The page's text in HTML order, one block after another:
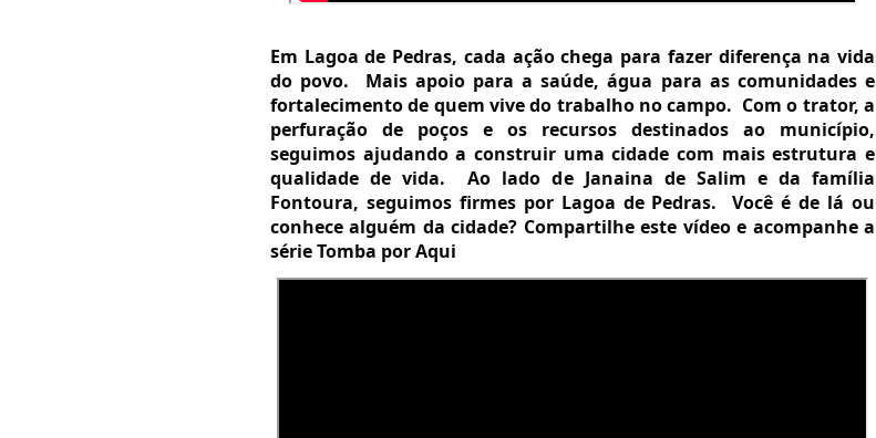
Em Lagoa de Pedras, cada ação chega para fazer diferença na vida
do povo.  Mais apoio para a saúde, água para as comunidades e
fortalecimento de quem vive do trabalho no campo.  Com o trator, a
perfuração de poços e os recursos destinados ao município,
seguimos ajudando a construir uma cidade com mais estrutura e
qualidade de vida.  Ao lado de Janaina de Salim e da família
Fontoura, seguimos firmes por Lagoa de Pedras.  Você é de lá ou
conhece alguém da cidade? Compartilhe este vídeo e acompanhe a
série Tomba por Aqui